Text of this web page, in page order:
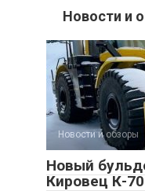
Новости и
Новости и обзоры
Новый
Кировец К-